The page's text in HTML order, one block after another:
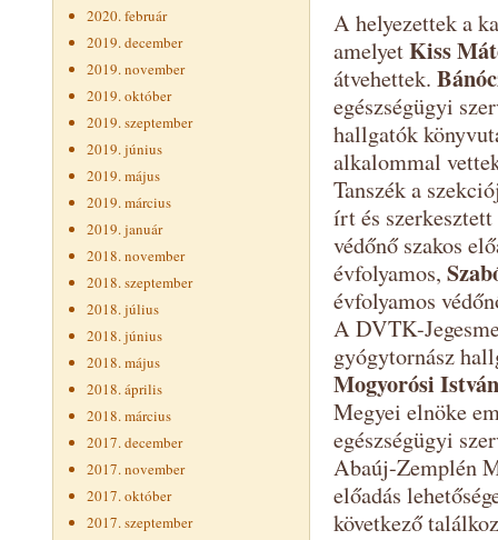
2020. február
2019. december
2019. november
2019. október
2019. szeptember
2019. június
2019. május
2019. március
2019. január
2018. november
2018. szeptember
2018. július
2018. június
2018. május
2018. április
2018. március
2017. december
2017. november
2017. október
2017. szeptember
A helyezettek a
amelyetKiss
átvehettek.
egészségügyi
hallgatók
alkalommal
Tanszék a
írt és
védőnő szakos
évfolyamos,
évfolyamos
A DVTK-
gyógytornász
Mogyorósi István
Megyei elnöke
egészségügyi
Abaúj-Zemplén
előadás
következő